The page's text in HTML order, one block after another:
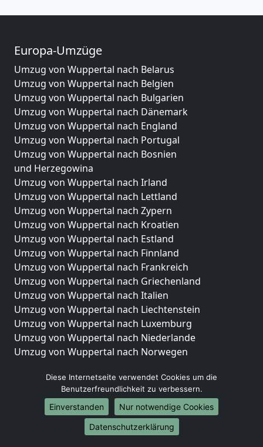
Europa-Umzüge
Umzug von Wuppertal nach Belarus
Umzug von Wuppertal nach Belgien
Umzug von Wuppertal nach Bulgarien
Umzug von Wuppertal nach Dänemark
Umzug von Wuppertal nach England
Umzug von Wuppertal nach Portugal
Umzug von Wuppertal nach Bosnien
und Herzegowina
Umzug von Wuppertal nach Irland
Umzug von Wuppertal nach Lettland
Umzug von Wuppertal nach Zypern
Umzug von Wuppertal nach Kroatien
Umzug von Wuppertal nach Estland
Umzug von Wuppertal nach Finnland
Umzug von Wuppertal nach Frankreich
Umzug von Wuppertal nach Griechenland
Umzug von Wuppertal nach Italien
Umzug von Wuppertal nach Liechtenstein
Umzug von Wuppertal nach Luxemburg
Umzug von Wuppertal nach Niederlande
Umzug von Wuppertal nach Norwegen
Umzüge-Deutschlandweit
Umzug von Wuppertal nach Berlin
Umzug von Wuppertal nach Hamburg
Umzug von Wuppertal nach München
Umzug von Wuppertal nach Köln
Diese Internetseite verwendet Cookies um die
Benutzerfreundlichkeit zu verbessern.
Einverstanden
Nur notwendige Cookies
Datenschutzerklärung